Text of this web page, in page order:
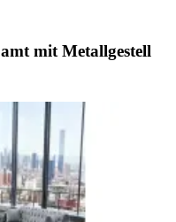
mit Metallgestell